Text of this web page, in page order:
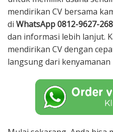
mendirikan CV bersama
di WhatsApp 0812-9627-
dan informasi lebih lanjut.
mendirikan CV dengan
langsung dari kenyamanan